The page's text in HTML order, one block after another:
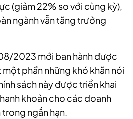
(giảm 22% so với cùng kỳ),
ngành vẫn tăng trưởng
2023 mới ban hành được
phần những khó khăn nói
sách này được triển khai
khoản cho các doanh
ngắn hạn.